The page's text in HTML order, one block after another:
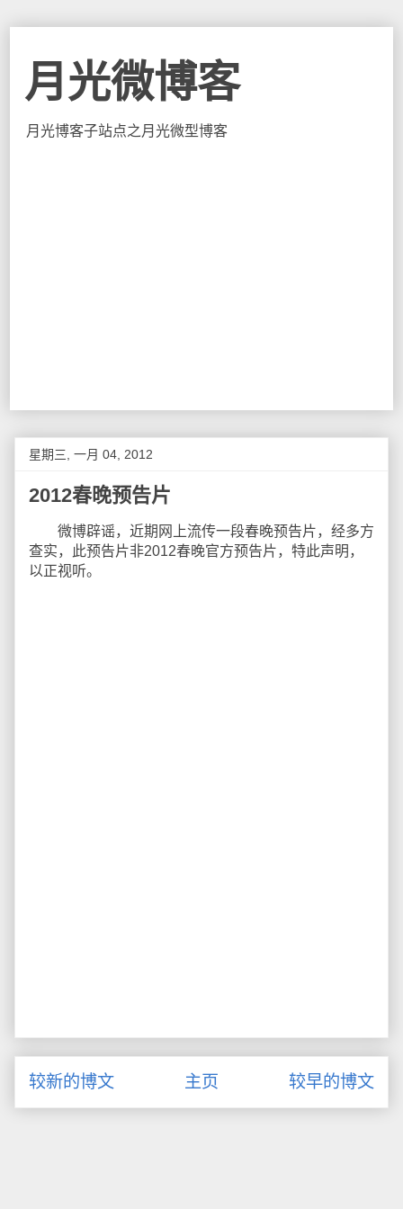
月光微博客
月光博客子站点之月光微型博客
星期三, 一月 04, 2012
2012春晚预告片
微博辟谣，近期网上流传一段春晚预告片，经多方
查实，此预告片非2012春晚官方预告片，特此声明，
以正视听。
较新的博文 较早的博文
主页